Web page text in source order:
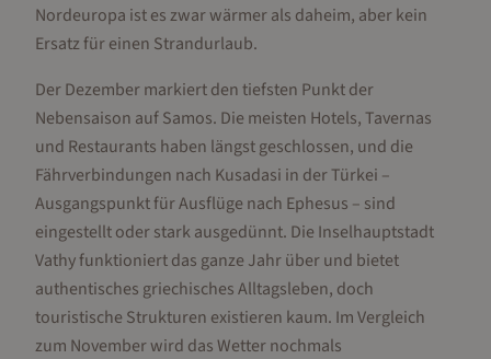
Nordeuropa ist es zwar wärmer als daheim, aber kein
Ersatz für einen Strandurlaub.
Der Dezember markiert den tiefsten Punkt der
Nebensaison auf Samos. Die meisten Hotels, Tavernas
und Restaurants haben längst geschlossen, und die
Fährverbindungen nach Kusadasi in der Türkei –
Ausgangspunkt für Ausflüge nach Ephesus – sind
eingestellt oder stark ausgedünnt. Die Inselhauptstadt
Vathy funktioniert das ganze Jahr über und bietet
authentisches griechisches Alltagsleben, doch
touristische Strukturen existieren kaum. Im Vergleich
zum November wird das Wetter nochmals